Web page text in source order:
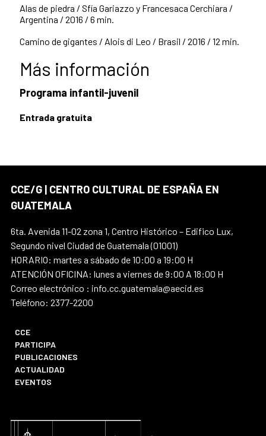
Alas de piedra / Sfía Gariazzo y Francesaca Cerchiara /
Argentina / 2016 / 6 min.
Camino de gigantes / Alois di Leo / Brasil / 2016 / 12 min.
Más información
Programa infantil-juvenil
Entrada gratuita
CCE/G | CENTRO CULTURAL DE ESPAÑA EN
GUATEMALA
6ta. Avenida 11-02 zona 1, Centro Histórico – Edifico Lux,
Segundo nivel Ciudad de Guatemala (01001)
HORARIO: martes a sábado de 10:00 a 19:00 H
ATENCIÓN OFICINA: lunes a viernes de 9:00 A 18:00 H
Correo electrónico : info.cc.guatemala@aecid.es
Teléfono: 2377-2200
CCE
PARTICIPA
PUBLICACIONES
ACTUALIDAD
EVENTOS